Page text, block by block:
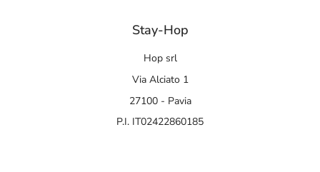
Stay-Hop
Hop srl
Via Alciato 1
27100 - Pavia
P.I. IT02422860185